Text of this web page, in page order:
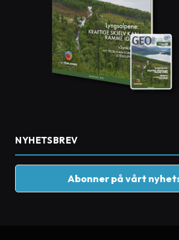
NYHETSBREV
Abonner på vårt